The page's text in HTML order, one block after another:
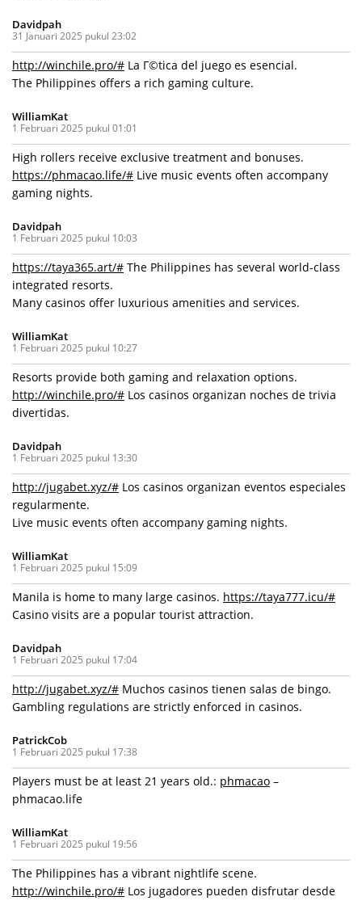
Davidpah
31 Januari 2025 pukul 23:02
http://winchile.pro/# La Г©tica del juego es esencial.
The Philippines offers a rich gaming culture.
WilliamKat
1 Februari 2025 pukul 01:01
High rollers receive exclusive treatment and bonuses.
https://phmacao.life/# Live music events often accompany
gaming nights.
Davidpah
1 Februari 2025 pukul 10:03
https://taya365.art/# The Philippines has several world-class
integrated resorts.
Many casinos offer luxurious amenities and services.
WilliamKat
1 Februari 2025 pukul 10:27
Resorts provide both gaming and relaxation options.
http://winchile.pro/# Los casinos organizan noches de trivia
divertidas.
Davidpah
1 Februari 2025 pukul 13:30
http://jugabet.xyz/# Los casinos organizan eventos especiales
regularmente.
Live music events often accompany gaming nights.
WilliamKat
1 Februari 2025 pukul 15:09
Manila is home to many large casinos. https://taya777.icu/#
Casino visits are a popular tourist attraction.
Davidpah
1 Februari 2025 pukul 17:04
http://jugabet.xyz/# Muchos casinos tienen salas de bingo.
Gambling regulations are strictly enforced in casinos.
PatrickCob
1 Februari 2025 pukul 17:38
Players must be at least 21 years old.: phmacao –
phmacao.life
WilliamKat
1 Februari 2025 pukul 19:56
The Philippines has a vibrant nightlife scene.
http://winchile.pro/# Los jugadores pueden disfrutar desde